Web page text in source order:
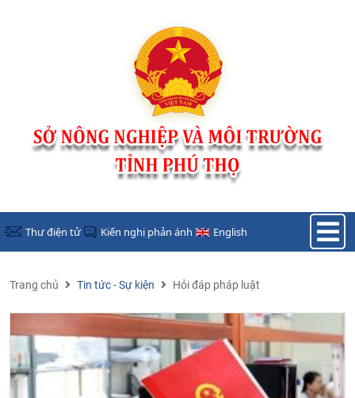
Thư điện tử Kiến nghị phản ánh English
Trang chủ Tin tức - Sự kiện Hỏi đáp pháp luật